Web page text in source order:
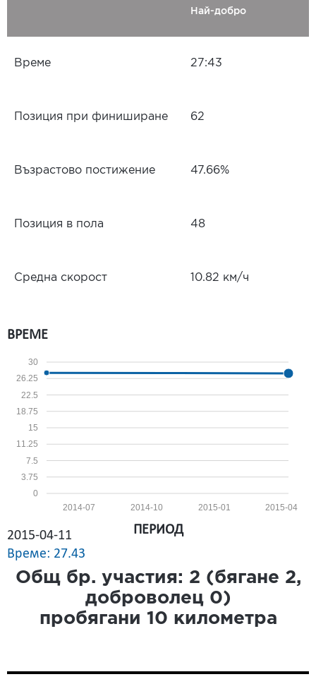
Най-добро
Време 27:43
Позиция при финиширане 62
Възрастово постижение 47.66%
Позиция в пола 48
Средна скорост 10.82 км/ч
ВРЕМЕ
0
3.75
7.5
11.25
15
18.75
22.5
26.25
30
2015-04
2015-01
2014-10
2014-07
2015-04-11
Време: 27.43
ПЕРИОД
Общ бр. участия: 2 (бягане 2,
доброволец 0)
пробягани 10 километра